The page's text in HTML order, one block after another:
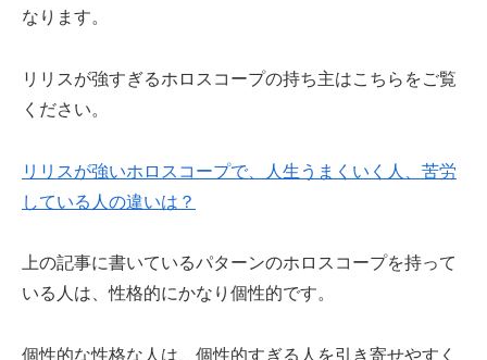
なります。
リリスが強すぎるホロスコープの持ち主はこちらをご覧
ください。
リリスが強いホロスコープで、人生うまくいく人、苦労
している人の違いは？
上の記事に書いているパターンのホロスコープを持って
いる人は、性格的にかなり個性的です。
個性的な性格な人は、個性的すぎる人を引き寄せやすく